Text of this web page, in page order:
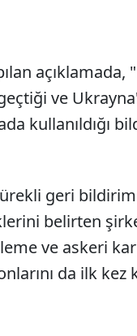
açıklamada,
ve
kullanıldığı
geri
belirten
ve askeri
da ilk kez